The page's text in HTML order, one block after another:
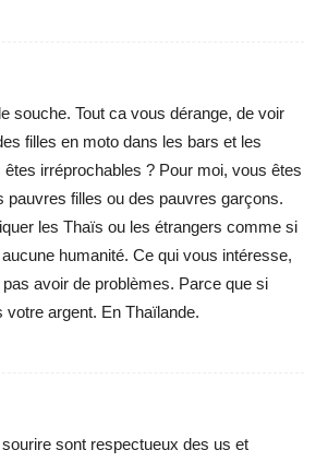
souche. Tout ca vous dérange, de voir
filles en moto dans les bars et les
irréprochables ? Pour moi, vous êtes
pauvres filles ou des pauvres garçons.
les Thaïs ou les étrangers comme si
humanité. Ce qui vous intéresse,
avoir de problèmes. Parce que si
argent. En Thaïlande.
sont respectueux des us et